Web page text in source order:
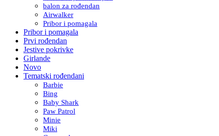
balon za rođendan
Airwalker
Pribor i pomagala
Pribor i pomagala
Prvi rođendan
Jestive pokrivke
Girlande
Novo
Tematski rođendani
Barbie
Bing
Baby Shark
Paw Patrol
Minie
Miki